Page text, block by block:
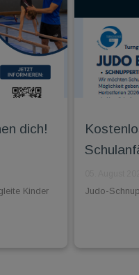
dich!
Kinder
Judo-